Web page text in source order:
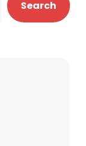
Search